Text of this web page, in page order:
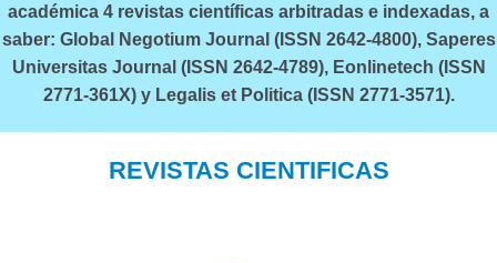
académica 4 revistas científicas arbitradas e indexadas, a
saber: Global Negotium Journal (ISSN 2642-4800), Saperes
Universitas Journal (ISSN 2642-4789), Eonlinetech (ISSN
2771-361X) y Legalis et Politica (ISSN 2771-3571).
REVISTAS CIENTIFICAS